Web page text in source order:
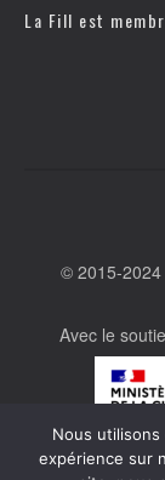
La Fill est
© 2015-
Avec le
Nous
expérience sur